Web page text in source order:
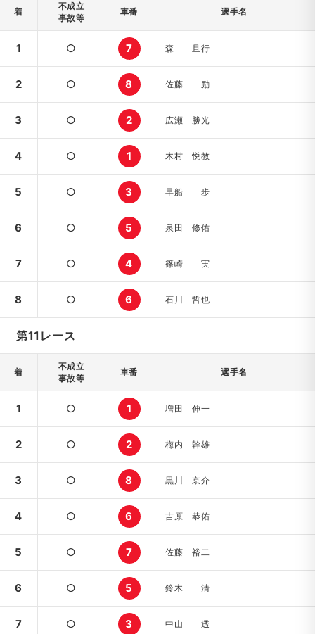
着
不成立
事故等
車番 選手名
1 ○ 7 森 且行
2 ○ 8 佐藤 励
3 ○ 2 広瀬 勝光
4 ○ 1 木村 悦教
5 ○ 3 早船 歩
6 ○ 5 泉田 修佑
7 ○ 4 篠崎 実
8 ○ 6 石川 哲也
第11レース
着
不成立
事故等
車番 選手名
1 ○ 1 増田 伸一
2 ○ 2 梅内 幹雄
3 ○ 8 黒川 京介
4 ○ 6 吉原 恭佑
5 ○ 7 佐藤 裕二
6 ○ 5 鈴木 清
7 ○ 3 中山 透